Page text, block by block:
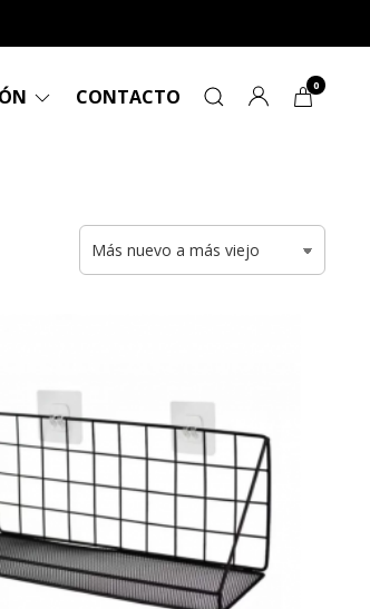
CONTACTO 0